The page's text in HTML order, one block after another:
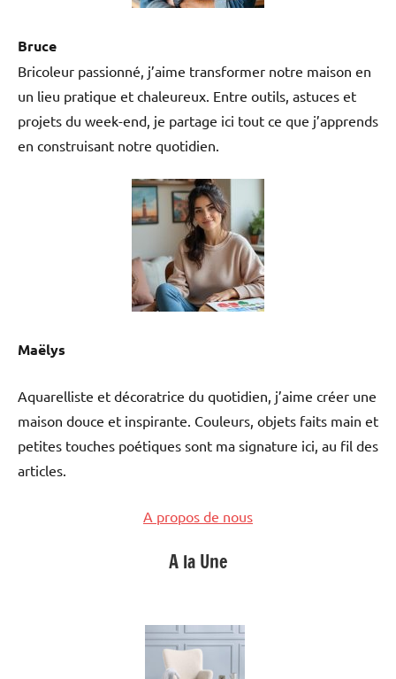
Bruce
Bricoleur passionné, j’aime transformer notre maison en
un lieu pratique et chaleureux. Entre outils, astuces et
projets du week-end, je partage ici tout ce que j’apprends
en construisant notre quotidien.
Maëlys
Aquarelliste et décoratrice du quotidien, j’aime créer une
maison douce et inspirante. Couleurs, objets faits main et
petites touches poétiques sont ma signature ici, au fil des
articles.
A propos de nous
A la Une